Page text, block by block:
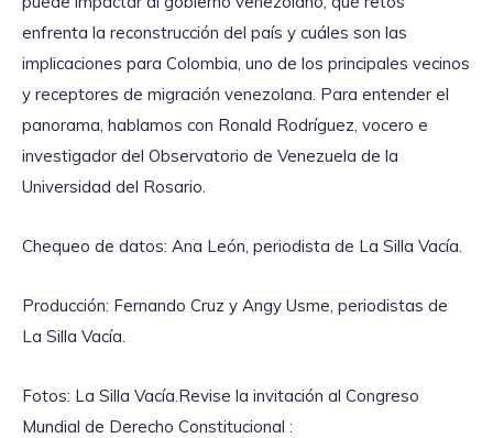
enfrenta la reconstrucción del país y cuáles son las
implicaciones para Colombia, uno de los principales vecinos
y receptores de migración venezolana. Para entender el
panorama, hablamos con Ronald Rodríguez, vocero e
investigador del Observatorio de Venezuela de la
Universidad del Rosario.
Chequeo de datos: Ana León, periodista de La Silla Vacía.
Producción: Fernando Cruz y Angy Usme, periodistas de
La Silla Vacía.
Fotos: La Silla Vacía.Revise la invitación al Congreso
Mundial de Derecho Constitucional :